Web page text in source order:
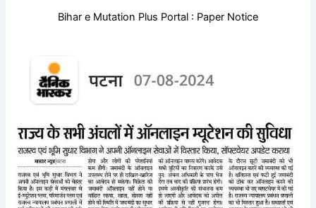
Bihar e Mutation Plus Portal : Paper Notice